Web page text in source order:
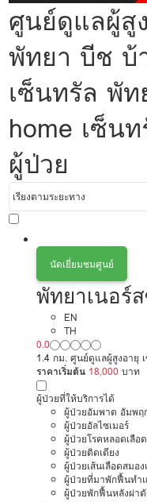
ศูนย์ดูแลผู้สู
พัทยา บีช บ้
เซ็นทรัล พั
home เซ็น
ผู้ป่วย
นัดเยี่ยมชมศูนย์
พัทยาเนอร์
EN
TH
0.0
1.4 กม. ศูนย์ดูแลผู้สูงอายุ
ราคาเริ่มต้น 18,000 บาท
ผู้ป่วยที่ให้บริการได้
ผู้ป่วยอัมพาต อัมพฤ
ผู้ป่วยอัลไซเมอร์
ผู้ป่วยโรคหลอดเลือ
ผู้ป่วยติดเตียง
ผู้ป่วยเส้นเลือดสมอ
ผู้ป่วยที่มาพักฟื้นทำ
ผู้ป่วยพักฟื้นหลังผ่า